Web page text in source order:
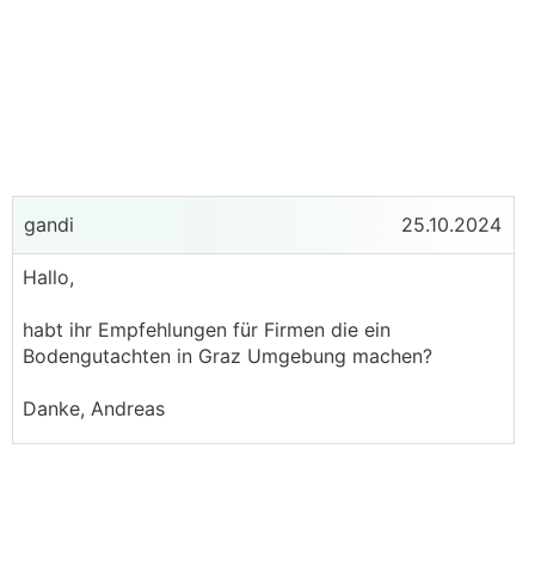
gandi 25.10.2024
Hallo,
habt ihr Empfehlungen für Firmen die ein
Bodengutachten in Graz Umgebung machen?
Danke, Andreas